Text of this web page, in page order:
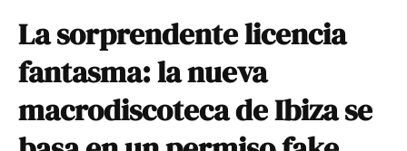
La sorprendente licencia
fantasma: la nueva
macrodiscoteca de Ibiza se